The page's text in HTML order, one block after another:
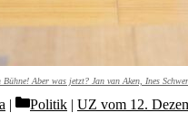
Aber was jetzt? Jan van Aken, Ines
Categories
Politik | UZ vom 12.